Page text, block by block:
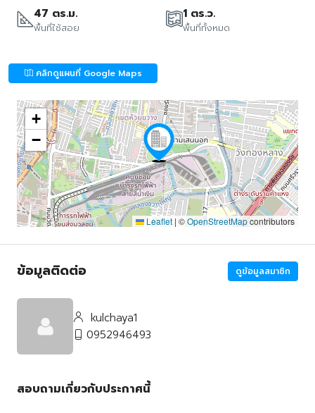
47 ตร.ม.
พื้นที่ใช้สอย
1 ตร.ว.
พื้นที่ทั้งหมด
คลิกดูแผนที่ Google Maps
+
−
Leaflet | ©OpenStreetMapcontributors
ข้อมูลติดต่อ ดูข้อมูลสมาชิก
kulchaya1
0952946493
สอบถามเกี่ยวกับประกาศนี้